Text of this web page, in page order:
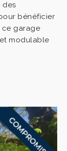
des
bénéficier
ce garage
modulable